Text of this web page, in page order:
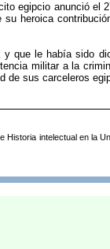
egipcio anunció el
heroica
que le había sido
militar a la
de sus carceleros
intelectual en la